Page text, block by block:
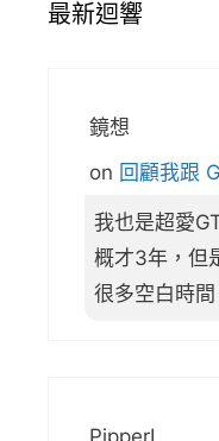
最新迴響
鏡想
on 回顧我跟
我也是超愛
概才3年，但
很多空白時